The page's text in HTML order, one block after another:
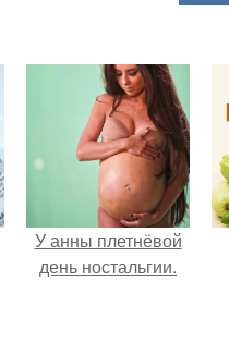
У анны плетнёвой
день ностальгии.